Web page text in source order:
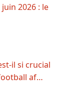
2026 : le
il si crucial
af…